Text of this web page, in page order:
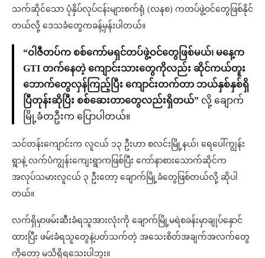
သက်ဆိုင်သော ပုံနှိပ်လုပ်ငန်းများစက်ရုံ (လနစ) ကတပ်ဖွဲ့ဝင်တွေဖြစ်နိုင်
တယ်လို့ ဒေသခံတွေကခန့်မှန်းပါတယ်။
“ဝါဇီတပ်က စစ်ကော်မရှင်တပ်ဖွဲ့ဝင်တွေဖြစ်မယ်၊ မနေ့က
GTI တက်နေတဲ့ ကျောင်းသားတွေကိုလည်း ဆိုင်ကယ်တူး
ဘောက်တွေလှန်ကြည့်ပြီး ကျောင်းတက်တာ ဘယ်နှစ်နှစ်ရှိ
ပြီတုန်းဆိုပြီး စစ်ဆေးတာတွေလည်းရှိတယ်” လို့ ချောက်
မြို့ခံတဦးက ပြောပါတယ်။
သင်တန်းကျောင်းက လူငယ် ၁၃ ဦးဟာ စလင်းမြို့နယ်၊ ရေပေါ်ကျွန်း
ရွာနဲ့ လက်ပံကျွန်းကျေးရွာကဖြစ်ပြီး ကော်နာစားသောက်ဆိုင်က
အလုပ်သမားလူငယ် ၃ ဦးတော့ ချောက်မြို့ခံတွေဖြစ်တယ်လို့ ဆိုပါ
တယ်။
လက်ရှိမှာဖမ်းဆီးခံရသူအားလုံးကို ချောက်မြို့မရဲစခန်းမှာချုပ်နှောင်
ထားပြီး ဖမ်းခံရသူတွေနဲ့ပတ်သက်တဲ့ အသေးစိတ်အချက်အလက်တွေ
ကိုတော့ မသိရှိရသေးပါဘူး။